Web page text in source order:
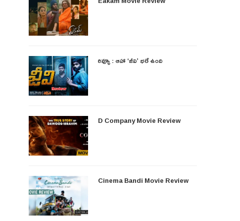
రివ్యూ : ఆహా ‘జీవి’ భలే ఉంది
D Company Movie Review
Cinema Bandi Movie Review